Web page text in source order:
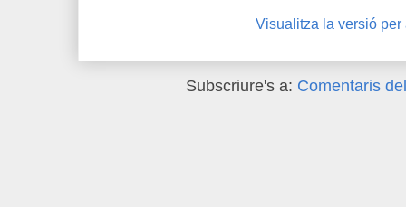
Visualitza la versió per
Subscriure's a: Comentaris